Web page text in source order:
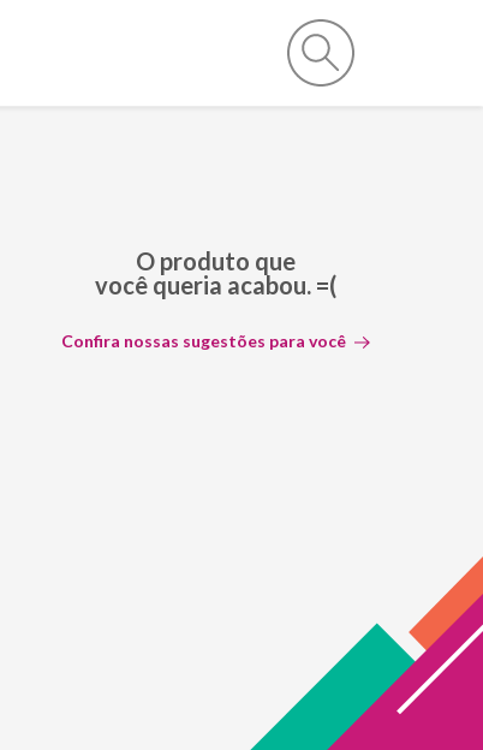
O produto que
você queria acabou. =(
Confira nossas sugestões para você